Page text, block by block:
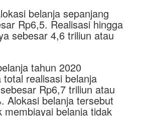
belanja sepanjang
Rp6,5. Realisasi hingga
sebesar 4,6 triliun atau
tahun 2020
realisasi belanja
Rp6,7 triliun atau
Alokasi belanja tersebut
membiayai belanja tidak